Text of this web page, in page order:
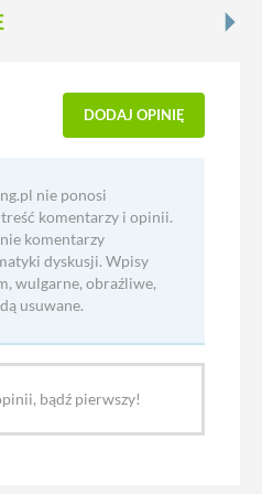
DODAJ OPINIĘ
nie ponosi
komentarzy i opinii.
komentarzy
dyskusji. Wpisy
wulgarne, obraźliwe,
usuwane.
bądź pierwszy!